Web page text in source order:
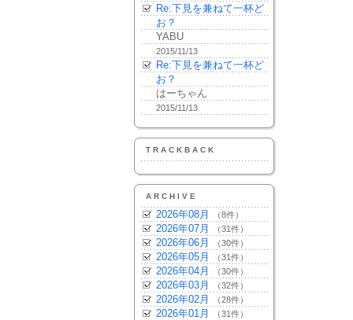
Re:下見を兼ねて一杯ど
お？
YABU
2015/11/13
Re:下見を兼ねて一杯ど
お？
はーちゃん
2015/11/13
TRACKBACK
ARCHIVE
2026年08月 （8件）
2026年07月 （31件）
2026年06月 （30件）
2026年05月 （31件）
2026年04月 （30件）
2026年03月 （32件）
2026年02月 （28件）
2026年01月 （31件）